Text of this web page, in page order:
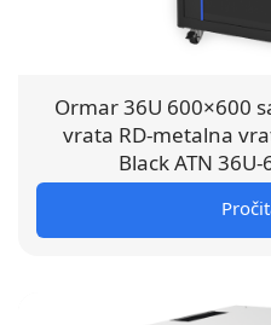
Ormar 36U 600×600
vrata RD-metalna
Black ATN 36U-